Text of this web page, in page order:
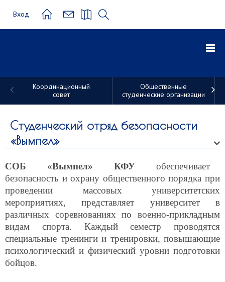
Вход
Студенческие
трудовые
отряды
Координационный
совет
Общественные
студенческие организации
Студенческий отряд безопасности
«Вымпел»
СОБ «Вымпел» КФУ обеспечивает
безопасность и охрану общественного порядка при
проведении массовых университетских
мероприятиях, представляет университет в
различных соревнованиях по военно-прикладным
видам спорта. Каждый семестр проводятся
специальные тренинги и тренировки, повышающие
психологический и физический уровни подготовки
бойцов.